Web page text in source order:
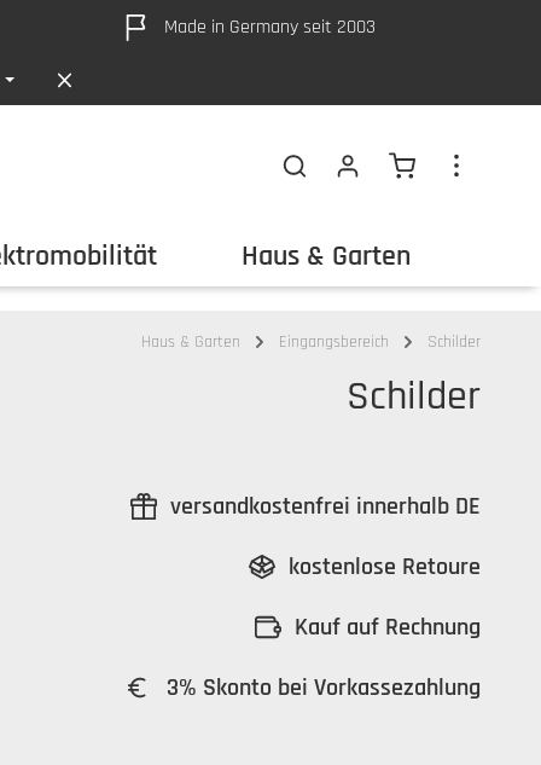
Made in Germany seit 2003
Warenkorb
Haus & Garten
Haus & Garten Eingangsbereich Schilder
Schilder
versandkostenfrei innerhalb DE
kostenlose Retoure
Kauf auf Rechnung
3% Skonto bei Vorkassezahlung